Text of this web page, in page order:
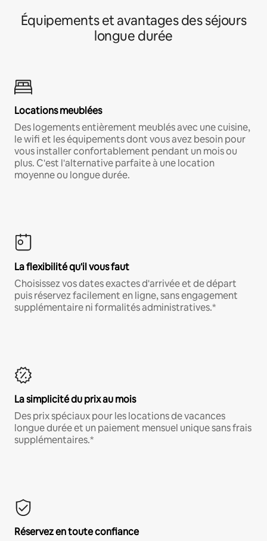
Équipements et avantages des séjours
longue durée
Locations meublées
Des logements entièrement meublés avec une cuisine,
le wifi et les équipements dont vous avez besoin pour
vous installer confortablement pendant un mois ou
plus. C'est l'alternative parfaite à une location
moyenne ou longue durée.
La flexibilité qu'il vous faut
Choisissez vos dates exactes d'arrivée et de départ
puis réservez facilement en ligne, sans engagement
supplémentaire ni formalités administratives.*
La simplicité du prix au mois
Des prix spéciaux pour les locations de vacances
longue durée et un paiement mensuel unique sans frais
supplémentaires.*
Réservez en toute confiance